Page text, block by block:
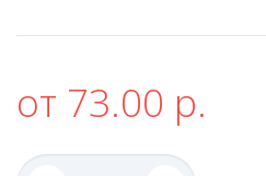
от 73.00 р.